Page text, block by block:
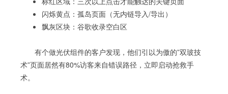
闪烁黄点：孤岛页面（无内链导入/导出）
飘灰区块：谷歌收录空白区
有个做光伏组件的客户发现，他们引以为傲的”双玻技
术”页面居然有80%访客来自错误路径，立即启动抢救手
术。